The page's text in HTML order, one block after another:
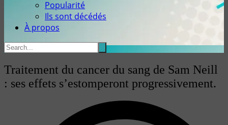
Popularité
Ils sont décédés
À propos
Traitement du cancer du sang de Sam Neill
: ses effets s’estomperont progressivement.